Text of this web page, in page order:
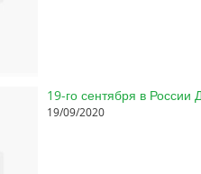
19-го сентября в
19/09/2020